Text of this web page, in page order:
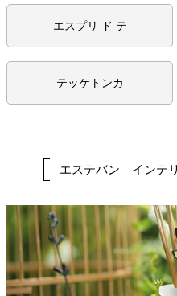
エスプリ ド テ
テッケトンカ
エステバン インテ